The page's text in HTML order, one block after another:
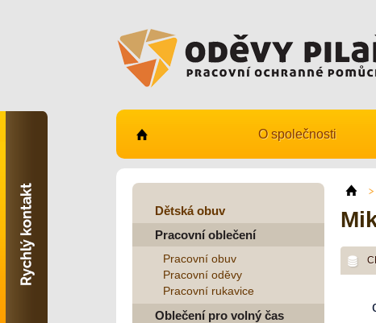
O společnosti
Dětská obuv
Pracovní oblečení
Pracovní obuv
Pracovní oděvy
Pracovní rukavice
Oblečení pro volný čas
Kontaktujte nás
info@odevy-pilar.cz